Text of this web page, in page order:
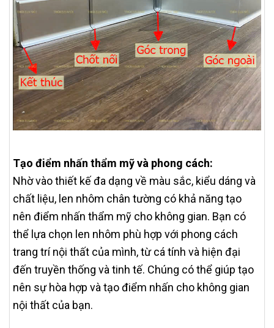
Tạo điểm nhấn thẩm mỹ và phong cách:
Nhờ vào thiết kế đa dạng về màu sắc, kiểu dáng và
chất liệu, len nhôm chân tường có khả năng tạo
nên điểm nhấn thẩm mỹ cho không gian. Bạn có
thể lựa chọn len nhôm phù hợp với phong cách
trang trí nội thất của mình, từ cá tính và hiện đại
đến truyền thống và tinh tế. Chúng có thể giúp tạo
nên sự hòa hợp và tạo điểm nhấn cho không gian
nội thất của bạn.